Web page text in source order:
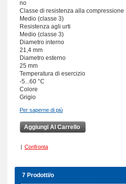
no
Classe di resistenza alla compressione
Medio (classe 3)
Resistenza agli urti
Medio (classe 3)
Diametro interno
21,4 mm
Diametro esterno
25 mm
Temperatura di esercizio
-5...60 °C
Colore
Grigio
Per saperne di più
Aggiungi Al Carrello
| Confronta
7 Prodotti/o